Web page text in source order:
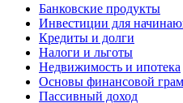
Банковские продукты
Инвестиции для
Кредиты и долги
Налоги и льготы
Недвижимость и ипотека
Основы финансовой
Пассивный доход